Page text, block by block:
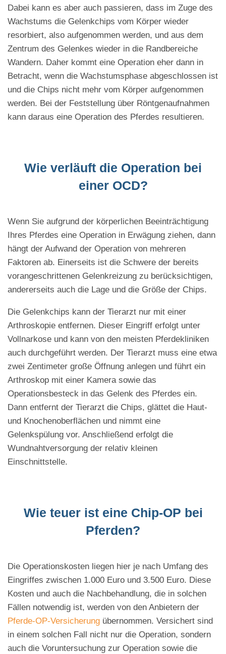
Dabei kann es aber auch passieren, dass im Zuge des
Wachstums die Gelenkchips vom Körper wieder
resorbiert, also aufgenommen werden, und aus dem
Zentrum des Gelenkes wieder in die Randbereiche
Wandern. Daher kommt eine Operation eher dann in
Betracht, wenn die Wachstumsphase abgeschlossen ist
und die Chips nicht mehr vom Körper aufgenommen
werden. Bei der Feststellung über Röntgenaufnahmen
kann daraus eine Operation des Pferdes resultieren.
Wie verläuft die Operation bei
einer OCD?
Wenn Sie aufgrund der körperlichen Beeinträchtigung
Ihres Pferdes eine Operation in Erwägung ziehen, dann
hängt der Aufwand der Operation von mehreren
Faktoren ab. Einerseits ist die Schwere der bereits
vorangeschrittenen Gelenkreizung zu berücksichtigen,
andererseits auch die Lage und die Größe der Chips.
Die Gelenkchips kann der Tierarzt nur mit einer
Arthroskopie entfernen. Dieser Eingriff erfolgt unter
Vollnarkose und kann von den meisten Pferdekliniken
auch durchgeführt werden. Der Tierarzt muss eine etwa
zwei Zentimeter große Öffnung anlegen und führt ein
Arthroskop mit einer Kamera sowie das
Operationsbesteck in das Gelenk des Pferdes ein.
Dann entfernt der Tierarzt die Chips, glättet die Haut-
und Knochenoberflächen und nimmt eine
Gelenkspülung vor. Anschließend erfolgt die
Wundnahtversorgung der relativ kleinen
Einschnittstelle.
Wie teuer ist eine Chip-OP bei
Pferden?
Die Operationskosten liegen hier je nach Umfang des
Eingriffes zwischen 1.000 Euro und 3.500 Euro. Diese
Kosten und auch die Nachbehandlung, die in solchen
Fällen notwendig ist, werden von den Anbietern der
Pferde-OP-Versicherung übernommen. Versichert sind
in einem solchen Fall nicht nur die Operation, sondern
auch die Voruntersuchung zur Operation sowie die